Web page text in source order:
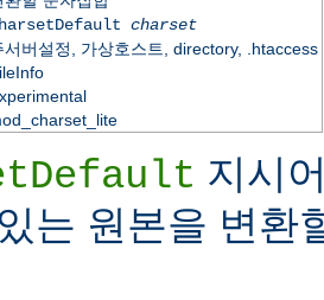
charset
서버설정, 가상호스트, directory, .htaccess
지시
는 원본을 변환